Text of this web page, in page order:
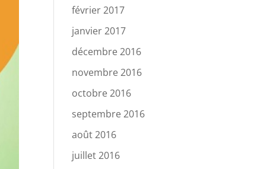
février 2017
janvier 2017
décembre 2016
novembre 2016
octobre 2016
septembre 2016
août 2016
juillet 2016